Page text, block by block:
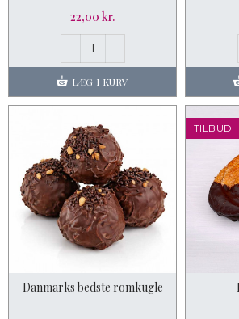
22,00 kr.
LÆG I KURV
Danmarks bedste romkugle
TILBUD